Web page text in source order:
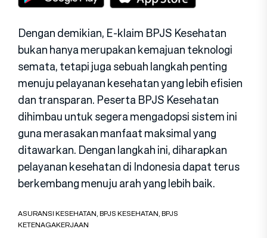
Dengan demikian, E-klaim BPJS Kesehatan
bukan hanya merupakan kemajuan teknologi
semata, tetapi juga sebuah langkah penting
menuju pelayanan kesehatan yang lebih efisien
dan transparan. Peserta BPJS Kesehatan
dihimbau untuk segera mengadopsi sistem ini
guna merasakan manfaat maksimal yang
ditawarkan. Dengan langkah ini, diharapkan
pelayanan kesehatan di Indonesia dapat terus
berkembang menuju arah yang lebih baik.
ASURANSI KESEHATAN,BPJS KESEHATAN,BPJS
KETENAGAKERJAAN